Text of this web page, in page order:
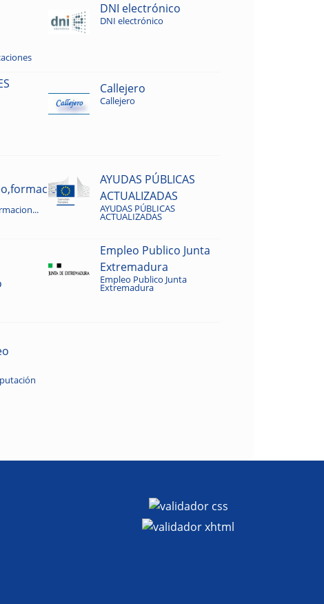
DNI electrónico
DNI electrónico
Callejero
Callejero
AYUDAS PÚBLICAS
ACTUALIZADAS
AYUDAS PÚBLICAS
ACTUALIZADAS
Empleo Publico Junta
Extremadura
Empleo Publico Junta
Extremadura